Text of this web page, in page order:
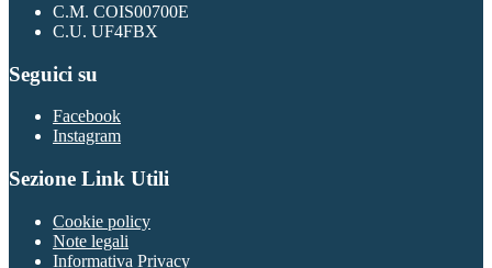
C.M. COIS00700E
C.U. UF4FBX
Seguici su
Facebook
Instagram
Sezione Link Utili
Cookie policy
Note legali
Informativa Privacy